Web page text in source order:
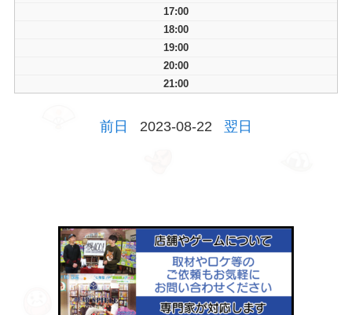
17:00
18:00
19:00
20:00
21:00
前日 2023-08-22 翌日